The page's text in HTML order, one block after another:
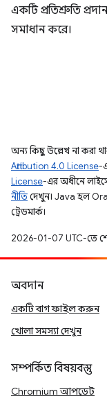
একটি প্রতিশ্রুতি
সমাধান করে।
অন্য কিছু উল্লেখ না করা
Attribution 4.0 License-
License-এর অধীনে
নীতিদেখুন। Java হল
ট্রেডমার্ক।
2026-01-07 UTC-তে
অবদান
একটি বাগ ফাইল করুন
খোলা সমস্যা দেখুন
সম্পর্কিত বিষয়বস্তু
Chromium আপডেট